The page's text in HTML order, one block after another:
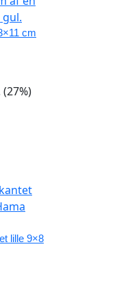
cm
lille 9×8